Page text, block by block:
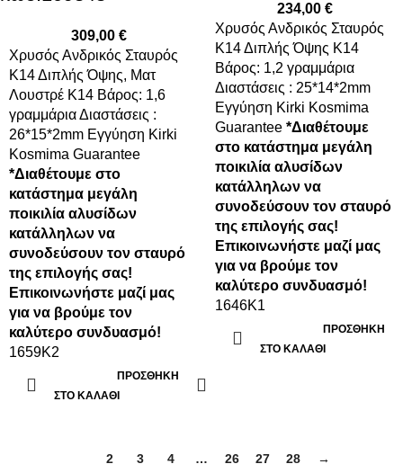
309,00 €
Xρυσός Ανδρικός Σταυρός
Κ14 Διπλής Όψης, Ματ
Λουστρέ K14 Βάρος: 1,6
γραμμάρια Διαστάσεις :
26*15*2mm Εγγύηση Kirki
Kosmima Guarantee
*Διαθέτουμε στο
κατάστημα μεγάλη
ποικιλία αλυσίδων
κατάλληλων να
συνοδεύσουν τον σταυρό
της επιλογής σας!
Επικοινωνήστε μαζί μας
για να βρούμε τον
καλύτερο συνδυασμό!
1659K2
ΠΡΟΣΘΉΚΗ
ΣΤΟ ΚΑΛΆΘΙ
234,00 €
Xρυσός Ανδρικός Σταυρός
Κ14 Διπλής Όψης K14
Βάρος: 1,2 γραμμάρια
Διαστάσεις : 25*14*2mm
Εγγύηση Kirki Kosmima
Guarantee *Διαθέτουμε
στο κατάστημα μεγάλη
ποικιλία αλυσίδων
κατάλληλων να
συνοδεύσουν τον σταυρό
της επιλογής σας!
Επικοινωνήστε μαζί μας
για να βρούμε τον
καλύτερο συνδυασμό!
1646K1
ΠΡΟΣΘΉΚΗ
ΣΤΟ ΚΑΛΆΘΙ
2 3 4 … 26 27 28 →